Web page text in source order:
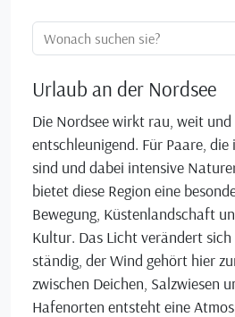
Ortssuche:
Urlaub an der Nordsee
Die Nordsee wirkt rau, weit
entschleunigend. Für Paare,
sind und dabei intensive
bietet diese Region eine
Bewegung, Küstenlandschaft
Kultur. Das Licht verändert sich
ständig, der Wind gehört hier
zwischen Deichen, Salzwiesen
Hafenorten entsteht eine